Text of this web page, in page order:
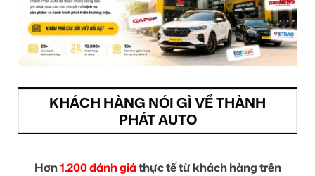
KHÁCH HÀNG NÓI GÌ VỀ THÀNH
PHÁT AUTO
Hơn1.200 đánh giáthực tế từ khách hàng trên